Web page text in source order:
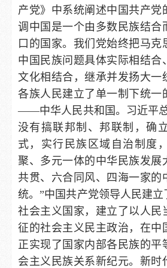
产党》中系统阐述中国共产党
调中国是一个由多数民族结合
口的国家。我们党始终把马克
中国民族问题具体实际相结合
文化相结合，继承并发扬大一
各族人民建立了单一制下统一
——中华人民共和国。习近平
没有搞联邦制、邦联制，确
式，实行民族区域自治制度
聚、多元一体的中华民族发展
共贯、六合同风、四海一家的
统。”中国共产党领导人民建
社会主义国家，建立了以人民
征的社会主义民主政治，在中
正实现了国家内部各民族的平
会主义民族关系新纪元。新时